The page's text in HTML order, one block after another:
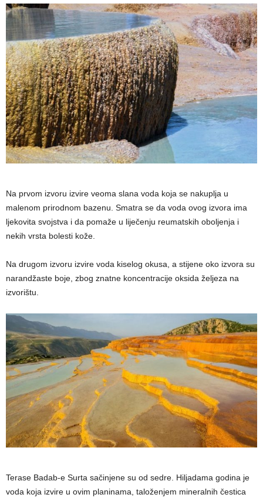
Na prvom izvoru izvire veoma slana voda koja se nakuplja u
malenom prirodnom bazenu. Smatra se da voda ovog izvora ima
ljekovita svojstva i da pomaže u liječenju reumatskih oboljenja i
nekih vrsta bolesti kože.
Na drugom izvoru izvire voda kiselog okusa, a stijene oko izvora su
narandžaste boje, zbog znatne koncentracije oksida željeza na
izvorištu.
Terase Badab-e Surta sačinjene su od sedre. Hiljadama godina je
voda koja izvire u ovim planinama, taloženjem mineralnih čestica